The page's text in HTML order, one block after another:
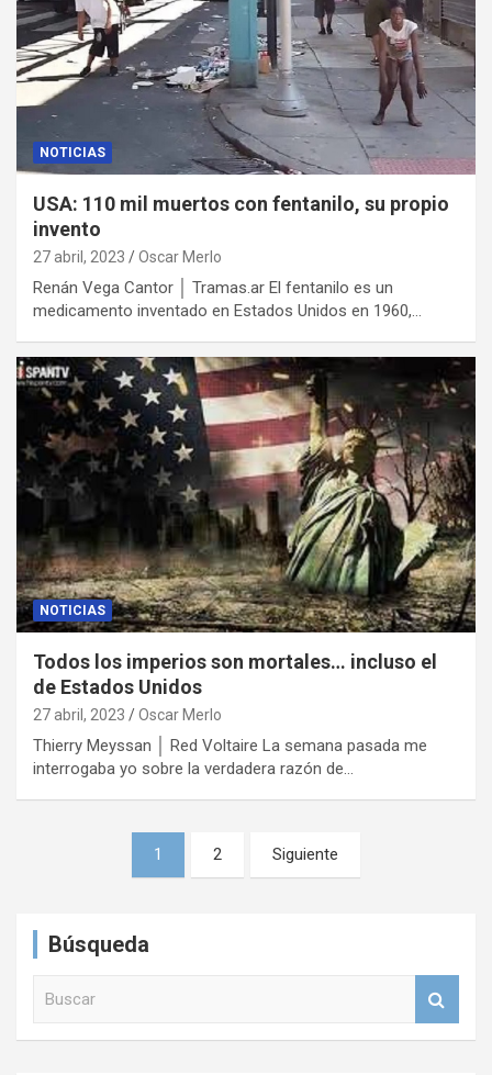
NOTICIAS
USA: 110 mil muertos con fentanilo, su propio
invento
27 abril, 2023 Oscar Merlo
Renán Vega Cantor │ Tramas.ar El fentanilo es un
medicamento inventado en Estados Unidos en 1960,…
NOTICIAS
Todos los imperios son mortales… incluso el
de Estados Unidos
27 abril, 2023 Oscar Merlo
Thierry Meyssan │ Red Voltaire La semana pasada me
interrogaba yo sobre la verdadera razón de…
1 2 Siguiente
Búsqueda